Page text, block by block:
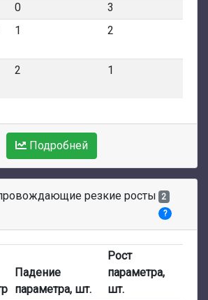
0
3
1 2
2 1
Подробней
резкие росты
2
?
Падение
параметра, шт.
Рост
параметра,
шт.